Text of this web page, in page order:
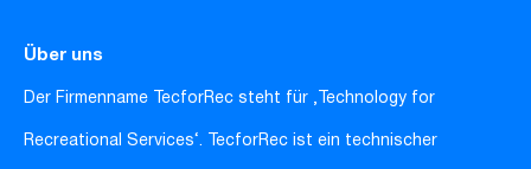
Über uns
Der Firmenname TecforRec steht für ‚Technology for
Recreational Services‘. TecforRec ist ein technischer